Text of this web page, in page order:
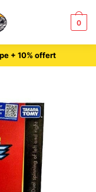
0
+ 10% offert